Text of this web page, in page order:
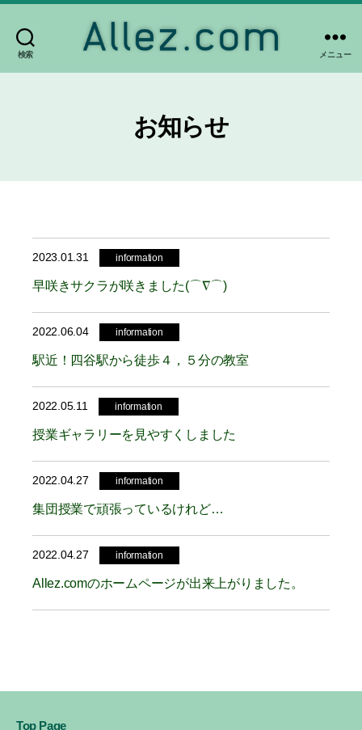
検索 メニュー
お知らせ
2023.01.31 information
早咲きサクラが咲きました(⌒∇⌒)
2022.06.04 information
駅近！四谷駅から徒歩４，５分の教室
2022.05.11 information
授業ギャラリーを見やすくしました
2022.04.27 information
集団授業で頑張っているけれど…
2022.04.27 information
Allez.comのホームページが出来上がりました。
Top Page